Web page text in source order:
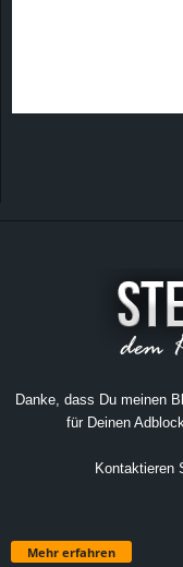
Danke, dass Du meinen
für Deinen
Kontaktieren
Mehr erfahren